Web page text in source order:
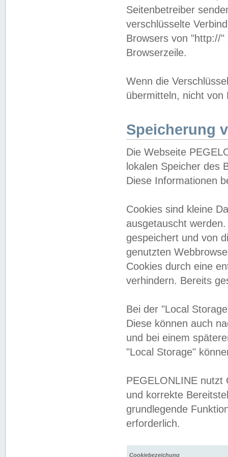
Seitenbetreiber
verschlüsselte
Browsers von "http://
Browserzeile.
Wenn die
übermitteln, nicht von
Speicherung
Die Webseite
lokalen Speicher des
Diese Informationen
Cookies sind kleine
ausgetauscht
gespeichert und von
genutzten
Cookies durch eine
verhindern. Bereits
Bei der "Local
Diese können auch
und bei einem
"Local Storage"
PEGELONLINE nutzt
und korrekte
grundlegende
erforderlich.
Cookiebezeichung